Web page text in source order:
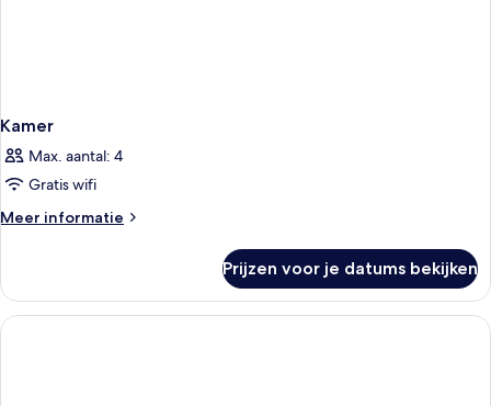
Kamer
Max. aantal: 4
Gratis wifi
Meer informatie
Meer
Prijzen voor je datums bekijken